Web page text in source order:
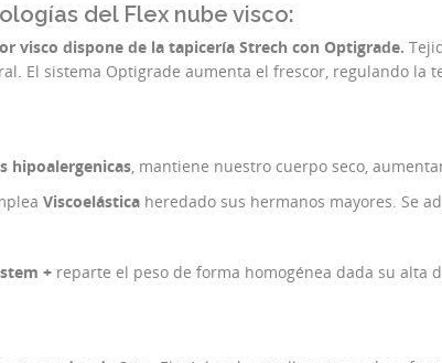
del Flex nube visco:
visco dispone de la tapicería Strech con Optigrade.
El sistema Optigrade aumenta el frescor, regulando
hipoalergenicas, mantiene nuestro cuerpo seco,
Viscoelástica heredado sus hermanos mayores. Se
+ reparte el peso de forma homogénea dada su alta